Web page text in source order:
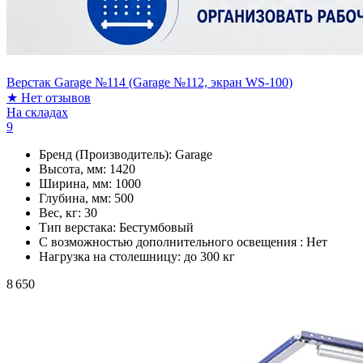
Верстак Garage №114 (Garage №112, экран WS-100)
★ Нет отзывов
На складах
9
Бренд (Производитель): Garage
Высота, мм: 1420
Ширина, мм: 1000
Глубина, мм: 500
Вес, кг: 30
Тип верстака: Бестумбовый
С возможностью дополнительного освещения : Нет
Нагрузка на столешницу: до 300 кг
8 650